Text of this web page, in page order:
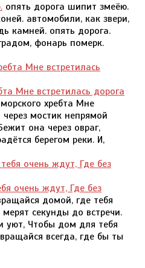
опять дорога шипит змеёю.
автомобили, как звери,
камней. опять дорога.
фонарь померк.
Мне встретилась дорога
хребта Мне
через мостик непрямой
она через овраг,
берегом реки. И,
очень ждут, Где без
домой, где тебя
секунды до встречи.
уют, Чтобы дом для тебя
всегда, где бы ты